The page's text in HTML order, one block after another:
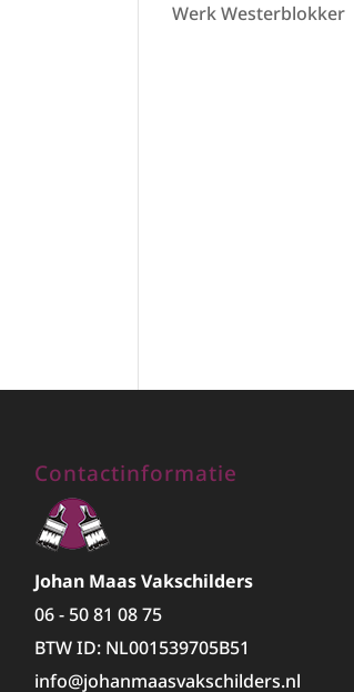
Werk Westerblokker
Contactinformatie
Johan Maas Vakschilders
06 - 50 81 08 75
BTW ID: NL001539705B51
info@johanmaasvakschilders.nl